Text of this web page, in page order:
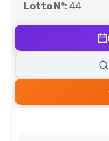
Lotto N°: 44